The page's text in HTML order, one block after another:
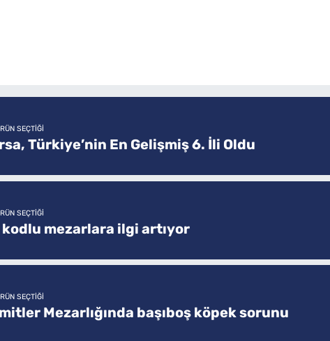
SEÇTIĞI
Türkiye’nin En Gelişmiş 6. İli Oldu
SEÇTIĞI
kodlu mezarlara ilgi artıyor
SEÇTIĞI
Mezarlığında başıboş köpek sorunu